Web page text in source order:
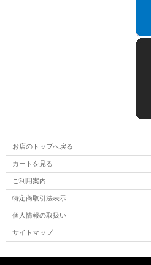
お店のトップへ戻る
カートを見る
ご利用案内
特定商取引法表示
個人情報の取扱い
サイトマップ